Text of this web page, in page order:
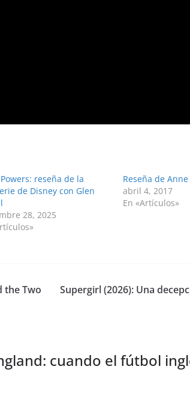
reseña de la
de Disney con Glen
28, 2025
Reseña de Anne
abril 4, 2017
En «Artículos»
the Two
Supergirl (2026): Una
cuando el fútbol